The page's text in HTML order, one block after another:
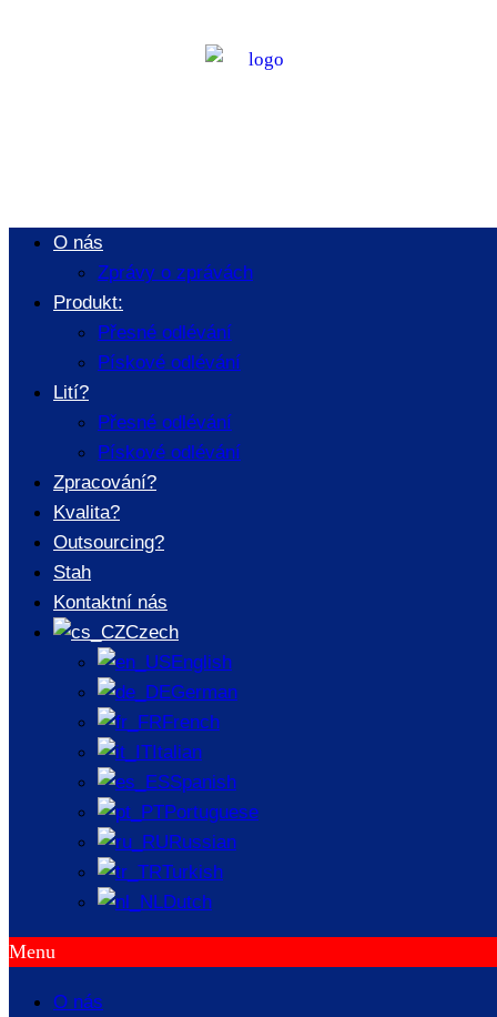
O nás
Zprávy o zprávách
Produkt:
Přesné odlévání
Pískové odlévání
Lití?
Přesné odlévání
Pískové odlévání
Zpracování?
Kvalita?
Outsourcing?
Stah
Kontaktní nás
Czech
English
German
French
Italian
Spanish
Portuguese
Russian
Turkish
Dutch
Menu
O nás
Výzkum v
aplikace
technologií
tvárných
železných
potrubních
armatur
ZPRÁVY O ZPRÁVÁCH
VÝROBY A APLIKACE TECHNOLOGIÍ TVÁRNÝCH
ŽELEZNÝCH POTRUBNÍCH ARMATUR